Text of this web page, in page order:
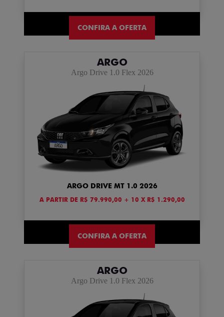
CONFIRA A OFERTA
ARGO
Argo Drive 1.0 Flex 2026
ARGO DRIVE MT 1.0 2026
A PARTIR DE R$ 79.990,00 + 10 X R$ 1.290,00
CONFIRA A OFERTA
ARGO
Argo Drive 1.0 Flex 2026